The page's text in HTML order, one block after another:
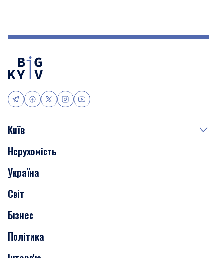
Київ
Події
Скандали
Нерухомість
Транспорт
Нерухомість
Україна
Світ
Бізнес
Політика